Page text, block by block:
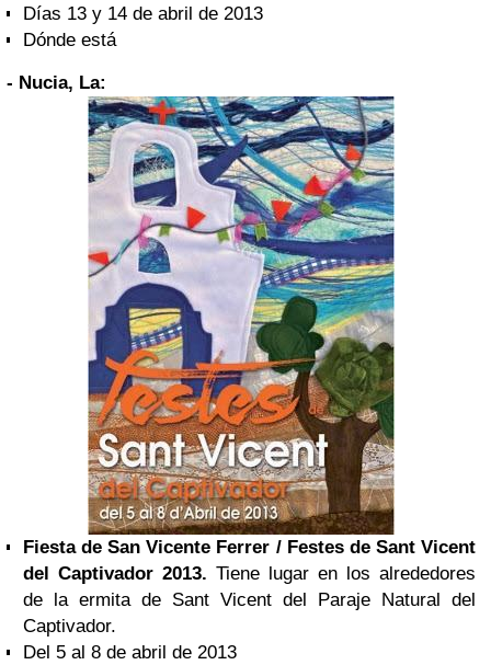
Días 13 y 14 de abril de 2013
Dónde está
- Nucia, La:
Fiesta deSan Vicente Ferrer / Festes de Sant Vicent
del Captivador 2013. Tiene lugar en los alrededores
de la ermita de Sant Vicent del Paraje Natural del
Captivador.
Del 5 al 8 de abril de 2013